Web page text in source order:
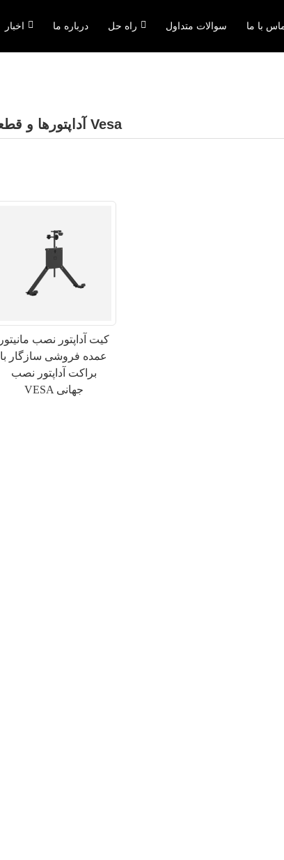
اخبار درباره ما راه حل سوالات متداول با ما
آداپتورها و قطعات Vesa
کیت آداپتور نصب مانیتور
عمده فروشی سازگار با
براکت آداپتور نصب
VESA جهانی